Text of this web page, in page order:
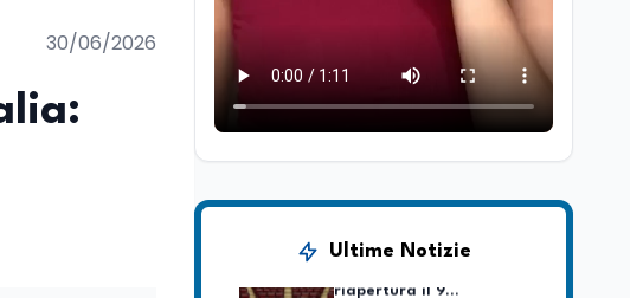
30/06/2026
Ultime Notizie
Miniato, STEM a Lerici
con il progetto del Mim
Mondo 7 ago
Sparatoria a Bangkok:
Editoriali7 ago
riapertura il 9